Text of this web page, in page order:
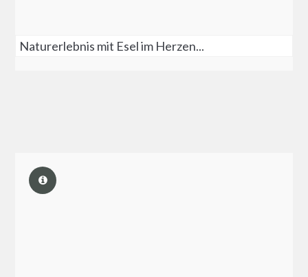
Naturerlebnis mit Esel im Herzen...